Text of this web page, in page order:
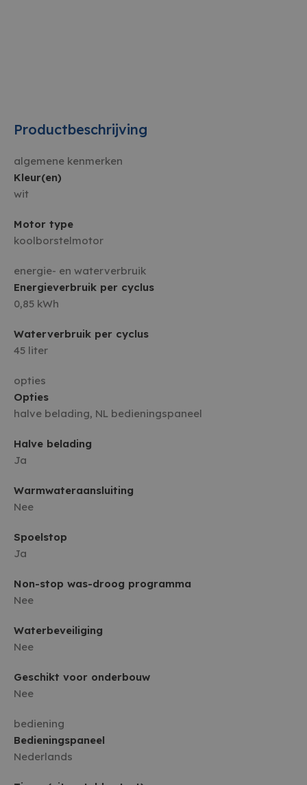
Productbeschrijving
algemene kenmerken
Kleur(en)
wit
Motor type
koolborstelmotor
energie- en waterverbruik
Energieverbruik per cyclus
0,85 kWh
Waterverbruik per cyclus
45 liter
opties
Opties
halve belading, NL bedieningspaneel
Halve belading
Ja
Warmwateraansluiting
Nee
Spoelstop
Ja
Non-stop was-droog programma
Nee
Waterbeveiliging
Nee
Geschikt voor onderbouw
Nee
bediening
Bedieningspaneel
Nederlands